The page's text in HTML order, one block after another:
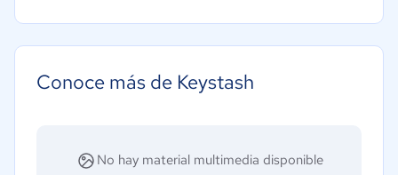
Conoce más de Keystash
No hay material multimedia disponible